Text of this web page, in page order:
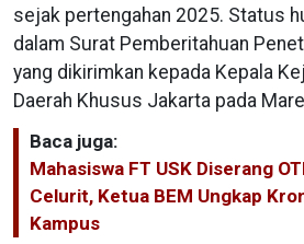
sejak pertengahan 2025. Status
dalam Surat Pemberitahuan
yang dikirimkan kepada Kepala
Daerah Khusus Jakarta pada
Baca juga:
Mahasiswa FT USK Diserang
Celurit, Ketua BEM Ungkap
Kampus